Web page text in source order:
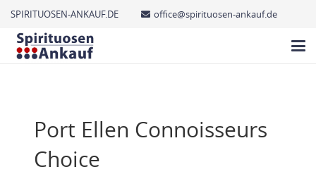
SPIRITUOSEN-ANKAUF.DE office@spirituosen-ankauf.de
Port Ellen Connoisseurs
Choice